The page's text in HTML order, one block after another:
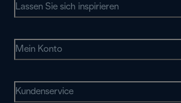
Lassen Sie sich inspirieren
Mein Konto
Kundenservice